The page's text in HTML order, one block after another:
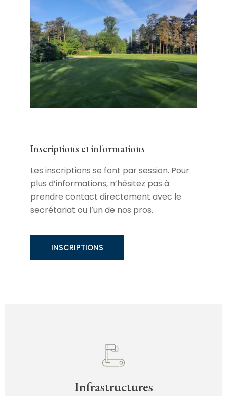
Inscriptions et informations
Les inscriptions se font par session. Pour
plus d’informations, n’hésitez pas à
prendre contact directement avec le
secrétariat ou l’un de nos pros.
INSCRIPTIONS
Infrastructures